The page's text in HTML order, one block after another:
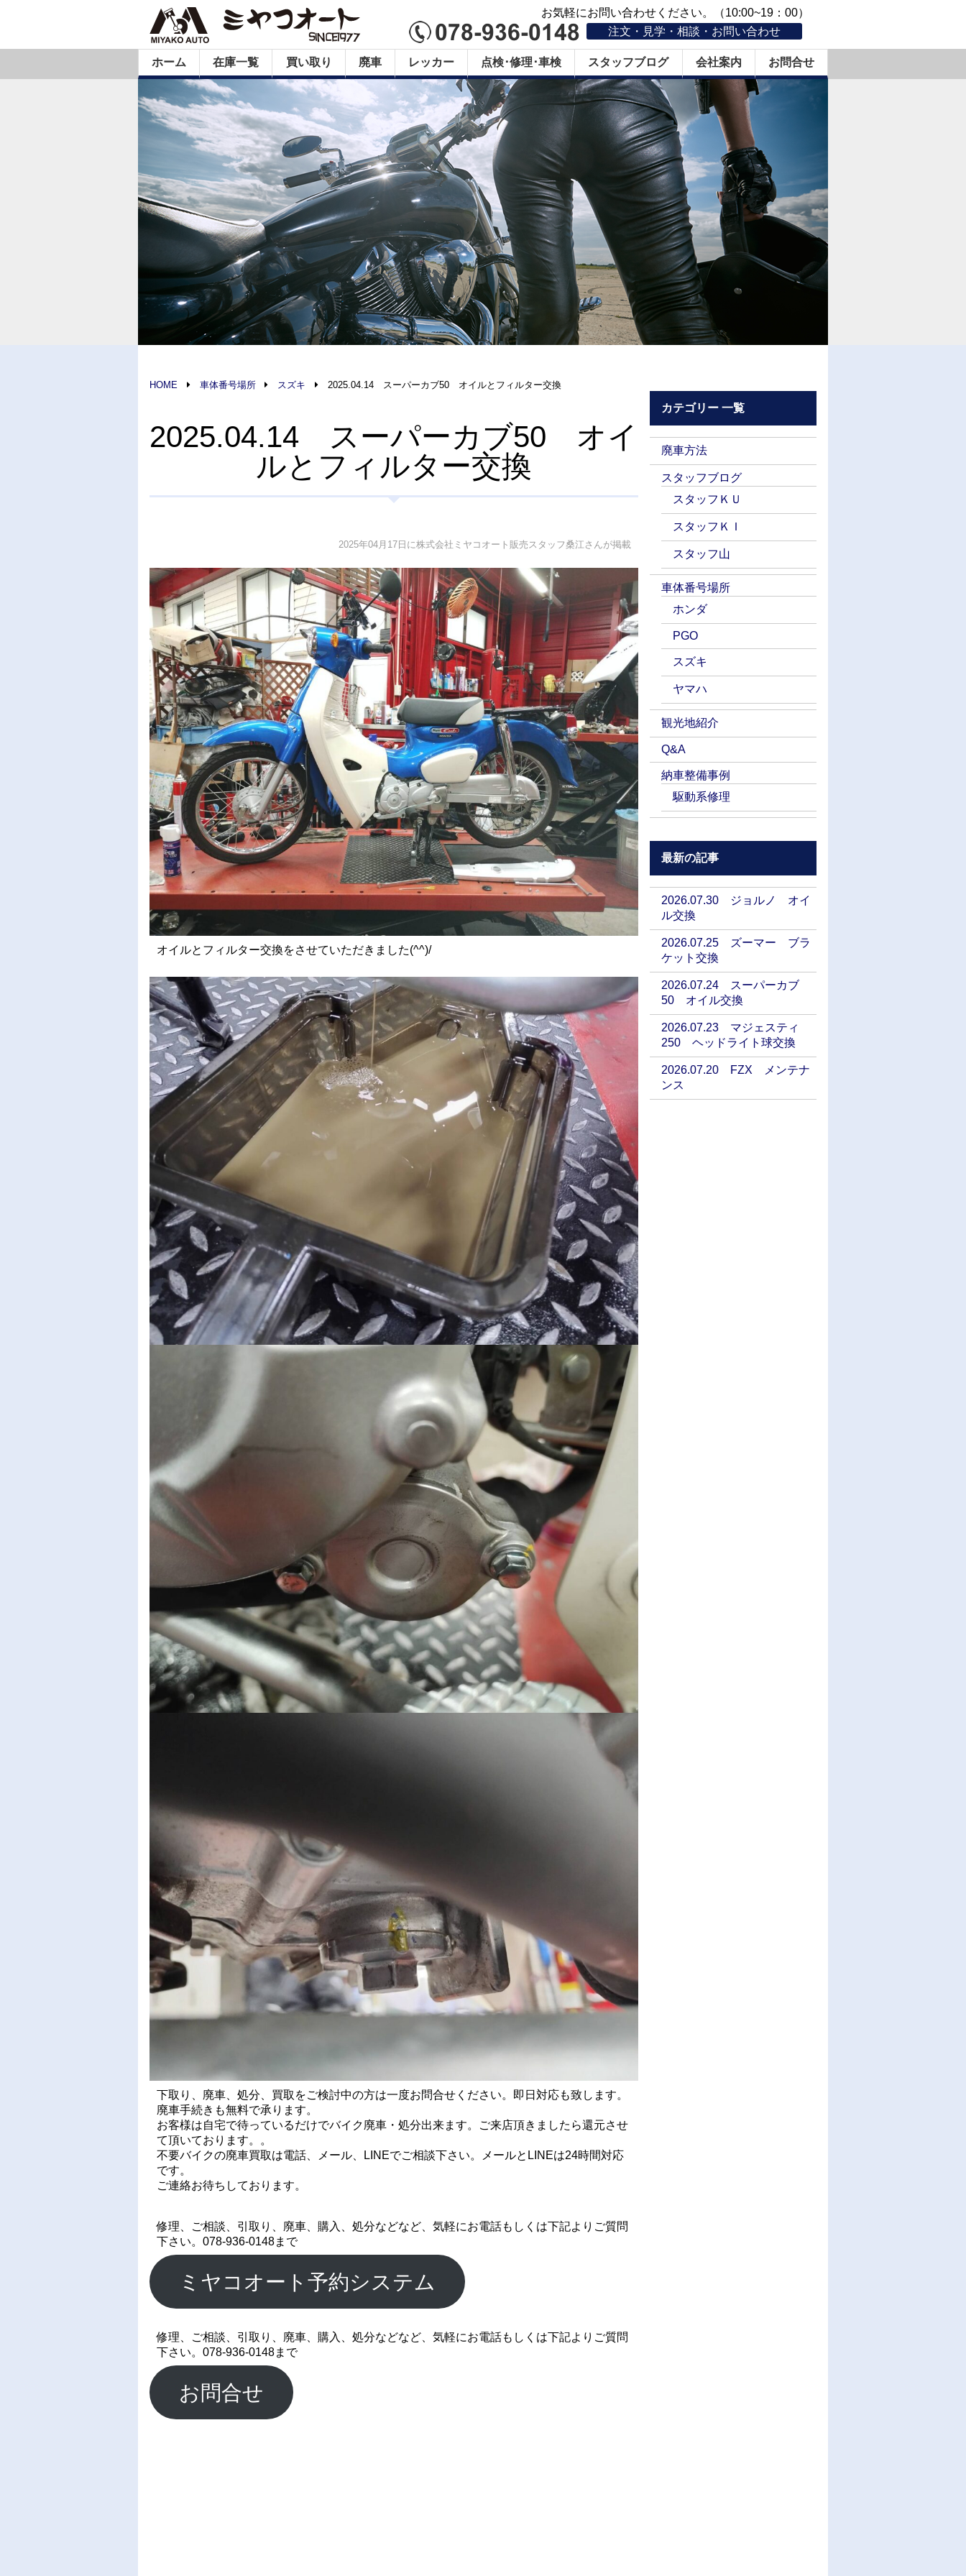
お気軽にお問い合わせください。（10:00~19：00）
注文・見学・相談・お問い合わせ
ホーム 在庫一覧 買い取り 廃車 レッカー 点検･修理･車検 スタッフブログ 会社案内 お問合せ
HOME 車体番号場所 スズキ 2025.04.14 スーパーカブ50 オイルとフィルター交換
2025.04.14 スーパーカブ50 オイ
ルとフィルター交換
2025年04月17日に株式会社ミヤコオート販売スタッフ桑江さんが掲載
オイルとフィルター交換をさせていただきました(^^)/
下取り、廃車、処分、買取をご検討中の方は一度お問合せください。即日対応も致します。
廃車手続きも無料で承ります。
お客様は自宅で待っているだけでバイク廃車・処分出来ます。ご来店頂きましたら還元させ
て頂いております。。
不要バイクの廃車買取は電話、メール、LINEでご相談下さい。メールとLINEは24時間対応
です。
ご連絡お待ちしております。
修理、ご相談、引取り、廃車、購入、処分などなど、気軽にお電話もしくは下記よりご質問
下さい。078-936-0148まで
ミヤコオート予約システム
修理、ご相談、引取り、廃車、購入、処分などなど、気軽にお電話もしくは下記よりご質問
下さい。078-936-0148まで
お問合せ
カテゴリー 一覧
廃車方法
スタッフブログ
スタッフＫＵ
スタッフＫＩ
スタッフ山
車体番号場所
ホンダ
PGO
スズキ
ヤマハ
観光地紹介
Q&A
納車整備事例
駆動系修理
最新の記事
2026.07.30 ジョルノ オイ
ル交換
2026.07.25 ズーマー ブラ
ケット交換
2026.07.24 スーパーカブ
50 オイル交換
2026.07.23 マジェスティ
250 ヘッドライト球交換
2026.07.20 FZX メンテナ
ンス